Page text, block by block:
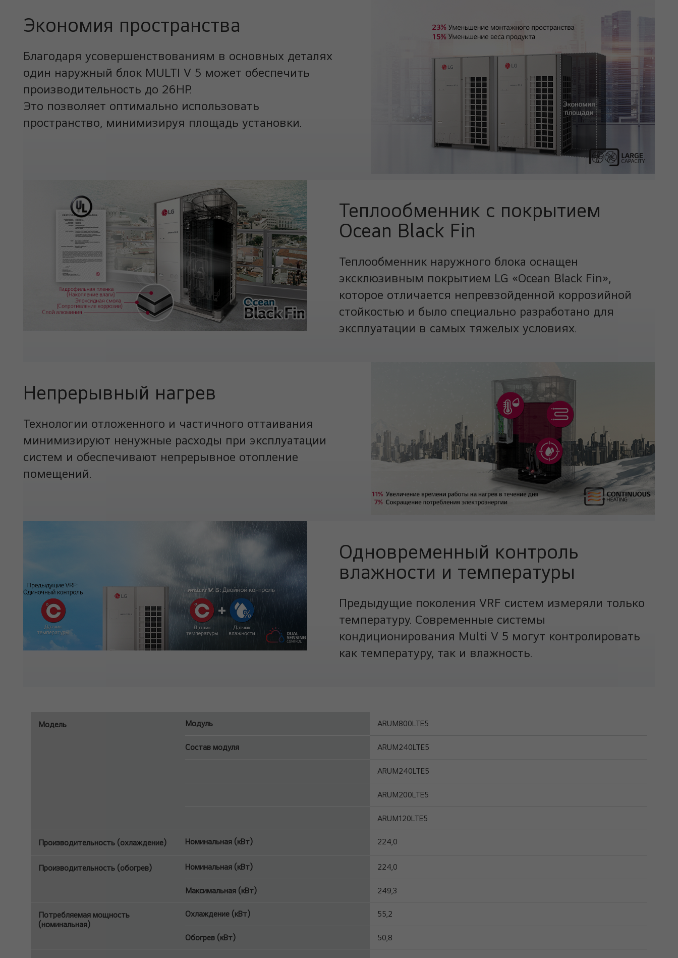
Экономия пространства
Благодаря усовершенствованиям в основных деталях
один наружный блок MULTI V 5 может обеспечить
производительность до 26HP.
Это позволяет оптимально использовать
пространство, минимизируя площадь установки.
Теплообменник с покрытием
Ocean Black Fin
Теплообменник наружного блока оснащен
эксклюзивным покрытием LG «Ocean Black Fin»,
которое отличается непревзойденной коррозийной
стойкостью и было специально разработано для
эксплуатации в самых тяжелых условиях.
Непрерывный нагрев
Технологии отложенного и частичного оттаивания
минимизируют ненужные расходы при эксплуатации
систем и обеспечивают непрерывное отопление
помещений.
Одновременный контроль
влажности и температуры
Предыдущие поколения VRF систем измеряли только
температуру. Современные системы
кондиционирования Multi V 5 могут контролировать
как температуру, так и влажность.
Модель Модуль ARUM800LTE5
Состав модуля ARUM240LTE5
ARUM240LTE5
ARUM200LTE5
ARUM120LTE5
Производительность (охлаждение) Номинальная (кВт) 224,0
Производительность (обогрев) Номинальная (кВт) 224,0
Максимальная (кВт) 249,3
Потребляемая мощность
(номинальная)
Охлаждение (кВт) 55,2
Обогрев (кВт) 50,8